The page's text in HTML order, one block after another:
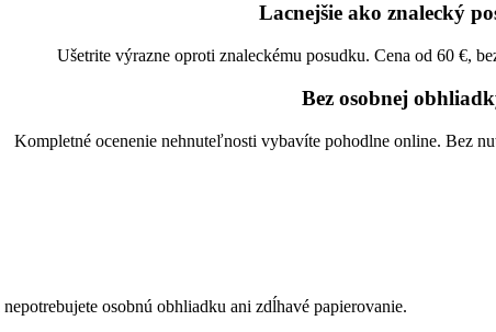
Lacnejšie ako znalecký
Ušetrite výrazne oproti znaleckému posudku. Cena od 60 €,
Bez osobnej
Kompletné ocenenie nehnuteľnosti vybavíte pohodlne online. Bez
osobnú obhliadku ani zdĺhavé papierovanie.